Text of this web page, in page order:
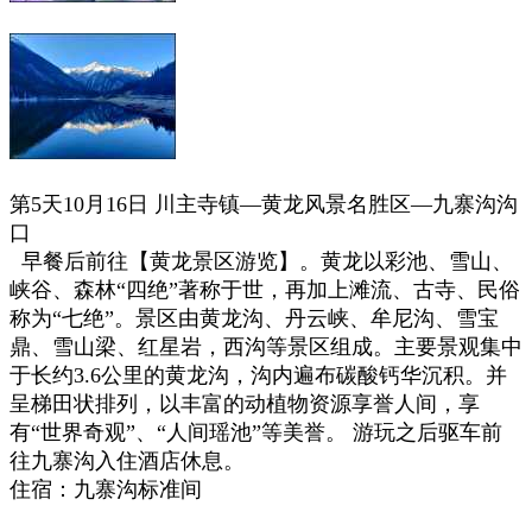
第5天10月16日 川主寺镇—黄龙风景名胜区—九寨沟沟
口
早餐后前往【黄龙景区游览】。黄龙以彩池、雪山、
峡谷、森林“四绝”著称于世 ，再加上滩流、古寺、民俗
称为“七绝”。景区由黄龙沟、丹云峡、牟尼沟、雪宝
鼎、雪山梁、红星岩，西沟等景区组成。主要景观集中
于长约3.6公里的黄龙沟，沟内遍布碳酸钙华沉积。并
呈梯田状排列，以丰富的动植物资源享誉人间，享
有“世界奇观”、“ 人间瑶池”等美誉。 游玩之后驱车前
往九寨沟入住酒店休息。
住宿：九寨沟标准间